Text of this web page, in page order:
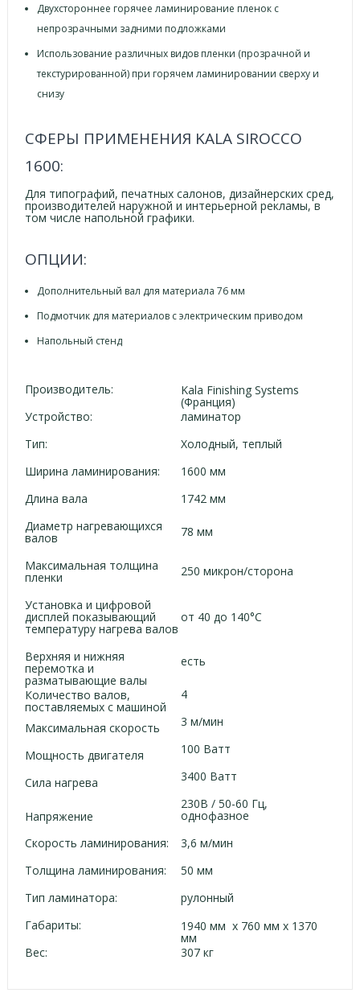
Двухстороннее горячее ламинирование пленок с
непрозрачными задними подложками
Использование различных видов пленки (прозрачной и
текстурированной) при горячем ламинировании сверху и
снизу
СФЕРЫ ПРИМЕНЕНИЯ KALA SIROCCO
1600:
Для типографий, печатных салонов, дизайнерских сред,
производителей наружной и интерьер­ной рекламы, в
том числе напольной графики.
ОПЦИИ:
Дополнительный вал для материала 76 мм
Подмотчик для материалов с электрическим приводом
Напольный стенд
Производитель: Kala Finishing Systems
(Франция)
Устройство:
ламинатор
Тип:
Холодный, теплый
Ширина ламинирования:
1600 мм
Длина вала
1742 мм
Диаметр нагревающихся
валов 78 мм
Максимальная толщина
пленки 250 микрон/сторона
Установка и цифровой
дисплей показывающий
температуру нагрева валов
от 40 до 140°С
Верхняя и нижняя
перемотка и
разматывающие валы
есть
Количество валов,
поставляемых с машиной
4
Максимальная скорость 3 м/мин
Мощность двигателя 100 Ватт
Сила нагрева 3400 Ватт
Напряжение
230В / 50-60 Гц,
однофазное
Скорость ламинирования:
3,6 м/мин
Толщина ламинирования:
50 мм
Тип ламинатора:
рулонный
Габариты:
1940 мм х 760 мм х 1370
мм
Вес:
307 кг